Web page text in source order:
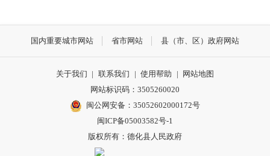
国内重要城市网站 省市网站 县（市、区）政府网站
关于我们 | 联系我们 | 使用帮助 |
网站地图
网站标识码：3505260020
闽公网安备：35052602000172号
闽ICP备05003582号-1
版权所有：德化县人民政府